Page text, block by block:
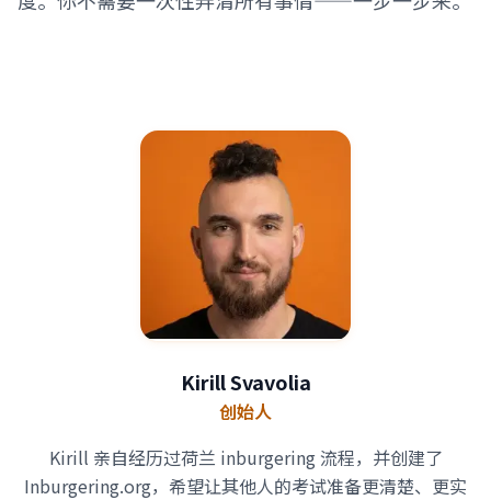
Kirill Svavolia
创始人
Kirill 亲自经历过荷兰 inburgering 流程，并创建了
Inburgering.org，希望让其他人的考试准备更清楚、更实